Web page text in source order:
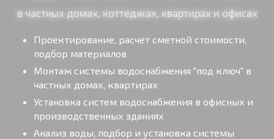
в частных домах, коттеджах, квартирах и офисах
Проектирование, расчет сметной стоимости,
подбор материалов
Монтаж системы водоснабжения "под ключ" в
частных домах, квартирах
Установка систем водоснабжения в офисных и
производственных зданиях
Анализ воды, подбор и установка системы